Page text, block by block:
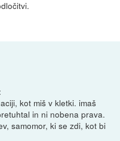
kot miš v kletki. imaš
in ni nobena prava.
samomor, ki se zdi, kot bi